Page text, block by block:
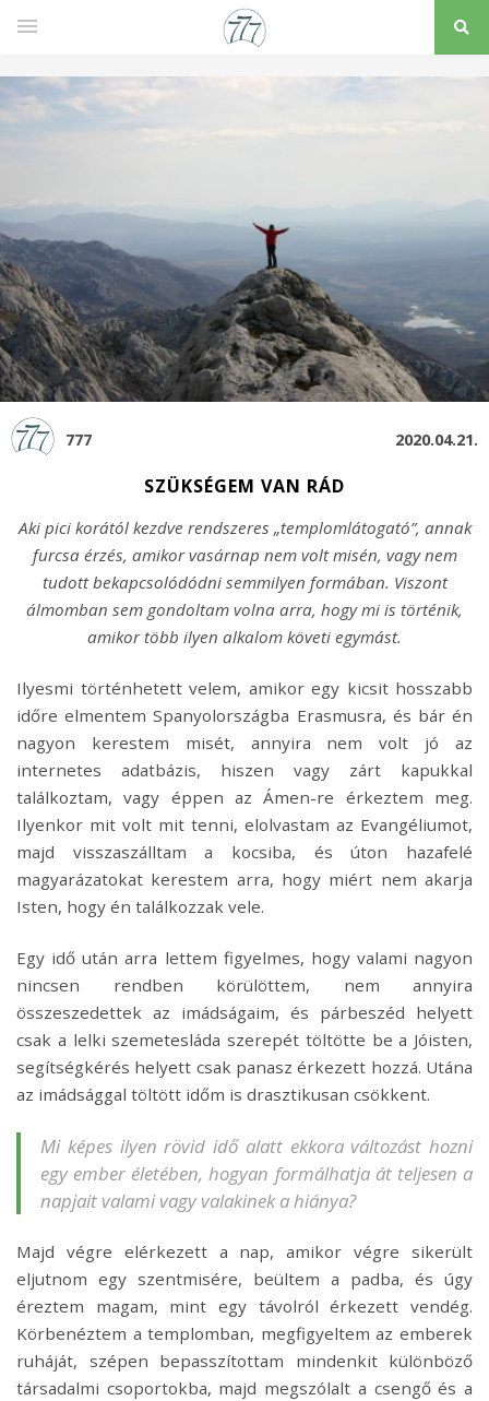
777 2020.04.21.
SZÜKSÉGEM VAN RÁD
Aki pici korától kezdve rendszeres „templomlátogató”, annak
furcsa érzés, amikor vasárnap nem volt misén, vagy nem
tudott bekapcsolódódni semmilyen formában. Viszont
álmomban sem gondoltam volna arra, hogy mi is történik,
amikor több ilyen alkalom követi egymást.
Ilyesmi történhetett velem, amikor egy kicsit hosszabb
időre elmentem Spanyolországba Erasmusra, és bár én
nagyon kerestem misét, annyira nem volt jó az
internetes adatbázis, hiszen vagy zárt kapukkal
találkoztam, vagy éppen az Ámen-re érkeztem meg.
Ilyenkor mit volt mit tenni, elolvastam az Evangéliumot,
majd visszaszálltam a kocsiba, és úton hazafelé
magyarázatokat kerestem arra, hogy miért nem akarja
Isten, hogy én találkozzak vele.
Egy idő után arra lettem figyelmes, hogy valami nagyon
nincsen rendben körülöttem, nem annyira
összeszedettek az imádságaim, és párbeszéd helyett
csak a lelki szemetesláda szerepét töltötte be a Jóisten,
segítségkérés helyett csak panasz érkezett hozzá. Utána
az imádsággal töltött időm is drasztikusan csökkent.
Mi képes ilyen rövid idő alatt ekkora változást hozni
egy ember életében, hogyan formálhatja át teljesen a
napjait valami vagy valakinek a hiánya?
Majd végre elérkezett a nap, amikor végre sikerült
eljutnom egy szentmisére, beültem a padba, és úgy
éreztem magam, mint egy távolról érkezett vendég.
Körbenéztem a templomban, megfigyeltem az emberek
ruháját, szépen bepasszítottam mindenkit különböző
társadalmi csoportokba, majd megszólalt a csengő és a